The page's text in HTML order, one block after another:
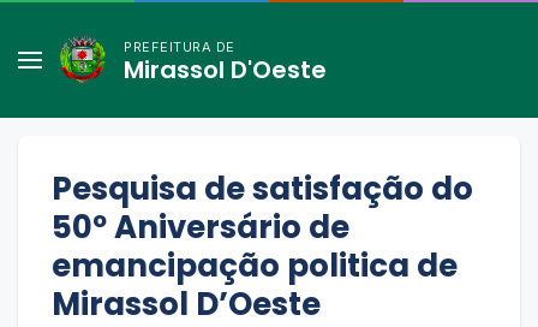
PREFEITURA DE
Mirassol D'Oeste
Pesquisa de satisfação do
50º Aniversário de
emancipação politica de
Mirassol D’Oeste